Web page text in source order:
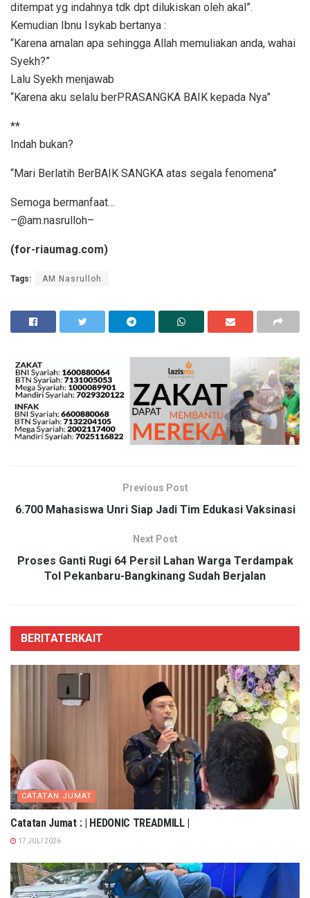
ditempat yg indahnya tdk dpt dilukiskan oleh akal”.
Kemudian Ibnu Isykab bertanya :
“Karena amalan apa sehingga Allah memuliakan anda, wahai
Syekh?”
Lalu Syekh menjawab
“Karena aku selalu berPRASANGKA BAIK kepada Nya”
**
Indah bukan?
“Mari Berlatih BerBAIK SANGKA atas segala fenomena”
Semoga bermanfaat…
–@am.nasrulloh–
(for-riaumag.com)
Tags: AM Nasrulloh
Previous Post
6.700 Mahasiswa Unri Siap Jadi Tim Edukasi Vaksinasi
Next Post
Proses Ganti Rugi 64 Persil Lahan Warga Terdampak
Tol Pekanbaru-Bangkinang Sudah Berjalan
BERITATERKAIT
CATATAN JUMAT
Catatan Jumat : | HEDONIC TREADMILL |
17 JULI 2026